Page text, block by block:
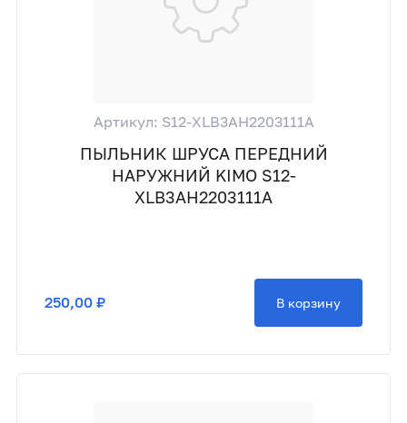
Артикул: S12-XLB3AH2203111A
ПЫЛЬНИК ШРУСА ПЕРЕДНИЙ
НАРУЖНИЙ KIMO S12-
XLB3AH2203111A
250,00 ₽ В корзину